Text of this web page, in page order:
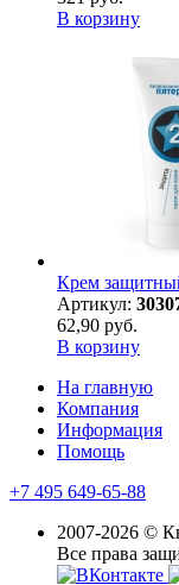
В корзину
Крем
Артикул:
62,90 руб.
В корзину
На главную
Компания
Информация
Помощь
+7 495 649-65-88
2007-2026 ©
Все права